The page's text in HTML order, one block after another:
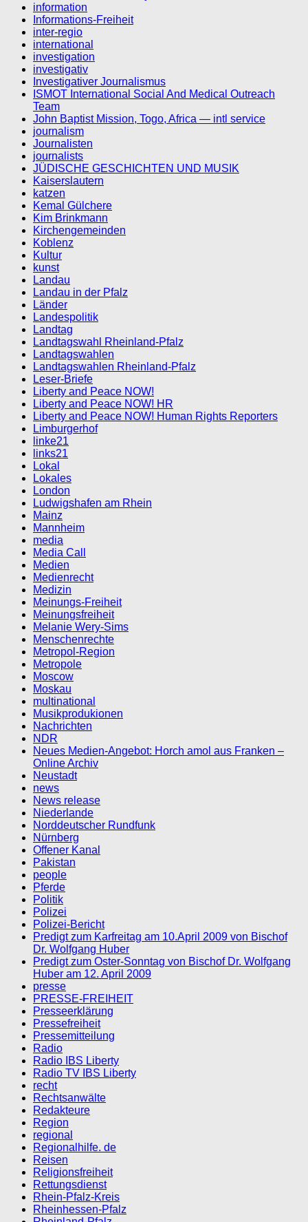
information
Informations-Freiheit
inter-regio
international
investigation
investigativ
Investigativer Journalismus
ISMOT International Social And Medical Outreach
Team
John Baptist Mission, Togo, Africa — intl service
journalism
Journalisten
journalists
JÜDISCHE GESCHICHTEN UND MUSIK
Kaiserslautern
katzen
Kemal Gülchere
Kim Brinkmann
Kirchengemeinden
Koblenz
Kultur
kunst
Landau
Landau in der Pfalz
Länder
Landespolitik
Landtag
Landtagswahl Rheinland-Pfalz
Landtagswahlen
Landtagswahlen Rheinland-Pfalz
Leser-Briefe
Liberty and Peace NOW!
Liberty and Peace NOW! HR
Liberty and Peace NOW! Human Rights Reporters
Limburgerhof
linke21
links21
Lokal
Lokales
London
Ludwigshafen am Rhein
Mainz
Mannheim
media
Media Call
Medien
Medienrecht
Medizin
Meinungs-Freiheit
Meinungsfreiheit
Melanie Wery-Sims
Menschenrechte
Metropol-Region
Metropole
Moscow
Moskau
multinational
Musikprodukionen
Nachrichten
NDR
Neues Medien-Angebot: Horch amol aus Franken –
Online Archiv
Neustadt
news
News release
Niederlande
Norddeutscher Rundfunk
Nürnberg
Offener Kanal
Pakistan
people
Pferde
Politik
Polizei
Polizei-Bericht
Predigt zum Karfreitag am 10.April 2009 von Bischof
Dr. Wolfgang Huber
Predigt zum Oster-Sonntag von Bischof Dr. Wolfgang
Huber am 12. April 2009
presse
PRESSE-FREIHEIT
Presseerklärung
Pressefreiheit
Pressemitteilung
Radio
Radio IBS Liberty
Radio TV IBS Liberty
recht
Rechtsanwälte
Redakteure
Region
regional
Regionalhilfe. de
Reisen
Religionsfreiheit
Rettungsdienst
Rhein-Pfalz-Kreis
Rheinhessen-Pfalz